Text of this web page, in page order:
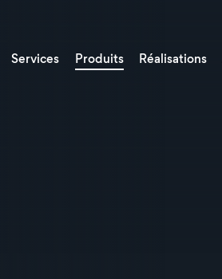
Services Produits Réalisations